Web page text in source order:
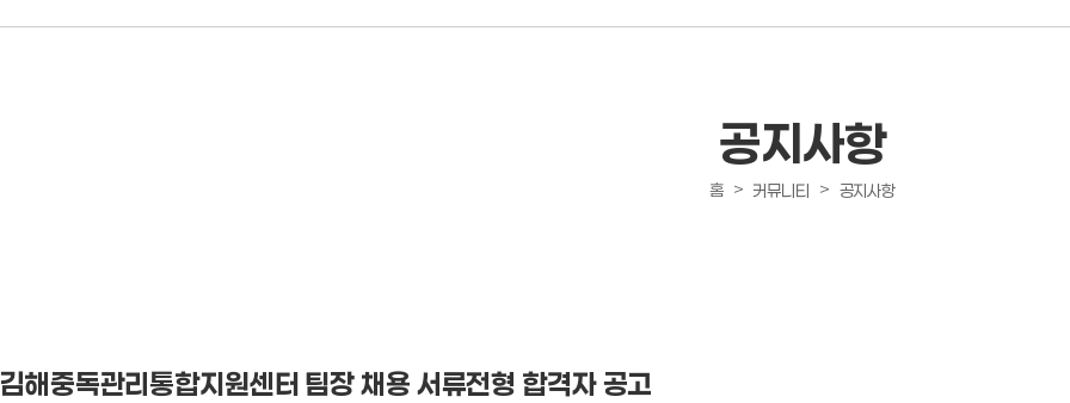
공지사항
홈 > 커뮤니티 > 공지사항
김해중독관리통합지원센터 팀장 채용 서류전형 합격자 공고